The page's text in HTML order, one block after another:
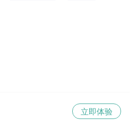
立即体验